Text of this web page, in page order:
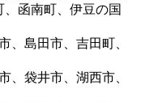
函南町、伊豆の国
、島田市、吉田町、
、袋井市、湖西市、